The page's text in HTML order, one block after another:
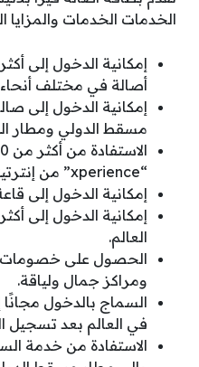
الخدمات الخدمات والمزايا
أصالة في مختلف
إمكانية الدخول إلى
مسقط الدولي ومطار
“xperience” من إنترتينر.
إمكانية الدخول إلى
العالم.
الحصول على
ومراكز جمال ولياقة.
في العالم بعد تسجيل
الاستفادة من خدمة